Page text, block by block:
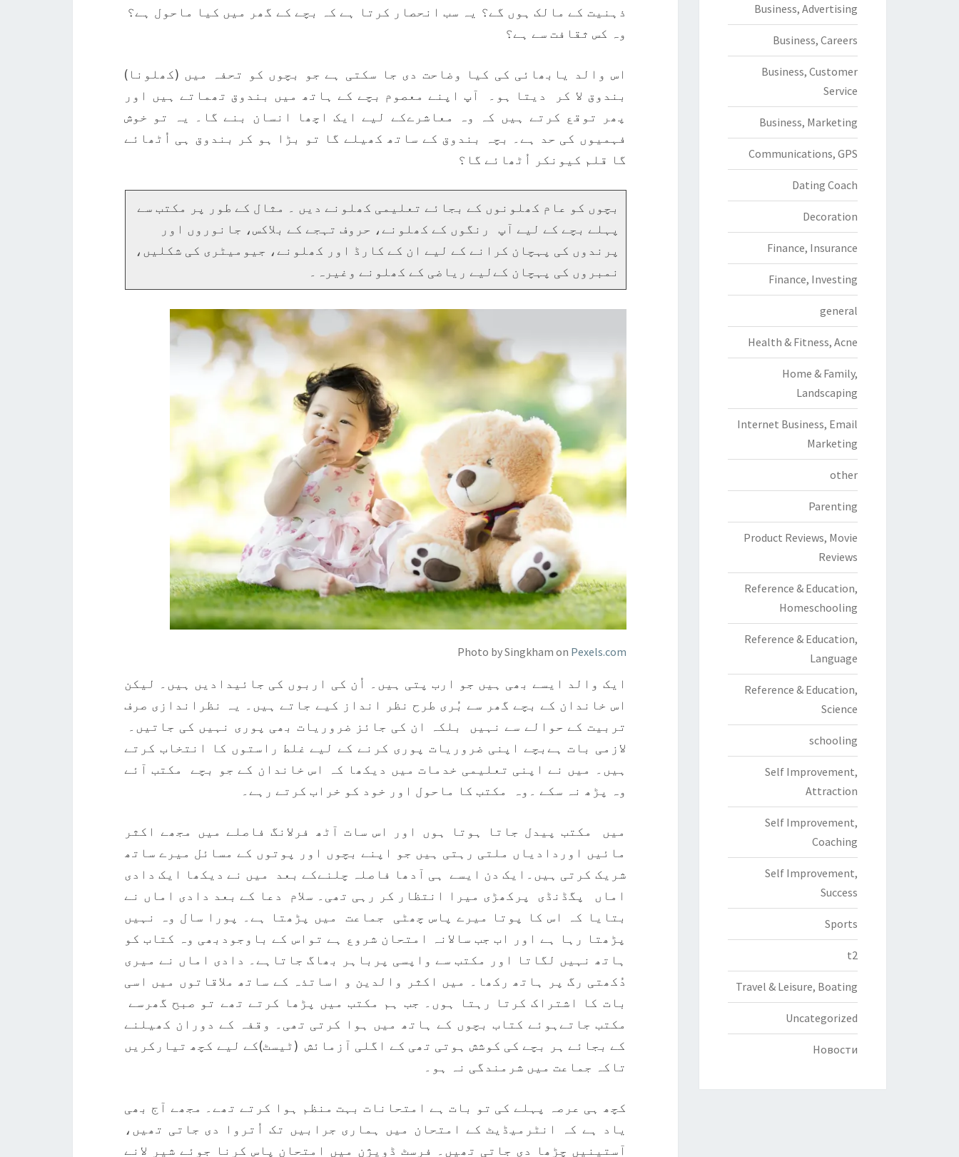
ذہنیت کے مالک ہوں گے؟ یہ سب انحصار کرتا ہے کہ بچے کے گھر میں کیا ماحول ہے؟
وہ کس ثقافت سے ہے؟
اس والد یابھائی کی کیا وضاحت دی جا سکتی ہے جو بچوں کو تحفہ میں (کھلونا)
بندوق لا کر دیتا ہو۔ آپ اپنے معصوم بچے کے ہاتھ میں بندوق تھماتے ہیں اور
پھر توقع کرتے ہیں کہ وہ معاشرےکے لیے ایک اچھا انسان بنے گا۔ یہ تو خوش
فہمیوں کی حد ہے۔ بچہ بندوق کے ساتھ کھیلے گا تو بڑا ہو کر بندوق ہی اُٹھائے
گا قلم کیونکر اُٹھائے گا؟
بچوں کو عام کھلونوں کے بجائے تعلیمی کھلونے دیں ۔ مثال کے طور پر مکتب سے
پہلے بچے کے لیے آپ رنگوں کے کھلونے، حروف تہجے کے بلاکس، جانوروں اور
پرندوں کی پہچان کرانے کے لیے ان کے کارڈ اور کھلونے، جیومیٹری کی شکلیں،
نمبروں کی پہچان کےلیے ریاضی کے کھلونے وغیرہ۔
Photo by Singkham on Pexels.com
ایک والد ایسے بھی ہیں جو ارب پتی ہیں۔ اُن کی اربوں کی جائیدادیں ہیں۔ لیکن
اس خاندان کے بچے گھر سے بُری طرح نظر انداز کیے جاتے ہیں۔ یہ نظراندازی صرف
تربیت کے حوالے سے نہیں بلکہ ان کی جائز ضروریات بھی پوری نہیں کی جاتیں۔
لازمی بات ہےبچے اپنی ضروریات پوری کرنے کے لیے غلط راستوں کا انتخاب کرتے
ہیں۔ میں نے اپنی تعلیمی خدمات میں دیکھا کہ اس خاندان کے جو بچے مکتب آئے
وہ پڑھ نہ سکے ۔وہ مکتب کا ماحول اور خود کو خراب کرتے رہے۔
میں مکتب پیدل جاتا ہوتا ہوں اور اس سات آٹھ فرلانگ فاصلے میں مجھے اکثر
مائیں اوردادیاں ملتی رہتی ہیں جو اپنے بچوں اور پوتوں کے مسائل میرے ساتھ
شریک کرتی ہیں۔ایک دن ایسے ہی آدھا فاصلہ چلنےکے بعد میں نے دیکھا ایک دادی
اماں پگڈنڈی پرکھڑی میرا انتظار کر رہی تھی۔ سلام دعا کے بعد دادی اماں نے
بتایا کہ اس کا پوتا میرے پاس چھٹی جماعت میں پڑھتا ہے۔ پورا سال وہ نہیں
پڑھتا رہا ہے اور اب جب سالانہ امتحان شروع ہے تواس کے باوجودبھی وہ کتاب کو
ہاتھ نہیں لگاتا اور مکتب سے واپسی پرباہر بھاگ جاتاہے۔ دادی اماں نے میری
دُکھتی رگ پر ہاتھ رکھا۔ میں اکثر والدین و اساتذہ کے ساتھ ملاقاتوں میں اسی
بات کا اشتراک کرتا رہتا ہوں۔ جب ہم مکتب میں پڑھا کرتے تھے تو صبح گھرسے
مکتب جاتےہوئے کتاب بچوں کے ہاتھ میں ہوا کرتی تھی۔ وقفہ کے دوران کھیلنے
کے بجائے ہر بچے کی کوشش ہوتی تھی کے اگلی آزمائش (ٹیسٹ)کے لیے کچھ تیارکریں
تاکہ جماعت میں شرمندگی نہ ہو۔
کچھ ہی عرصہ پہلے کی تو بات ہے امتحانات بہت منظم ہوا کرتے تھے۔ مجھے آج بھی
یاد ہے کہ انٹرمیڈیٹ کے امتحان میں ہماری جرابیں تک اُتروا دی جاتی تھیں،
آستینیں چڑھا دی جاتی تھیں۔ فرسٹ ڈویژن میں امتحان پاس کرنا جوئے شیر لانے
Business, Advertising
Business, Careers
Business, Customer
Service
Business, Marketing
Communications, GPS
Dating Coach
Decoration
Finance, Insurance
Finance, Investing
general
Health & Fitness, Acne
Home & Family,
Landscaping
Internet Business, Email
Marketing
other
Parenting
Product Reviews, Movie
Reviews
Reference & Education,
Homeschooling
Reference & Education,
Language
Reference & Education,
Science
schooling
Self Improvement,
Attraction
Self Improvement,
Coaching
Self Improvement,
Success
Sports
t2
Travel & Leisure, Boating
Uncategorized
Новости